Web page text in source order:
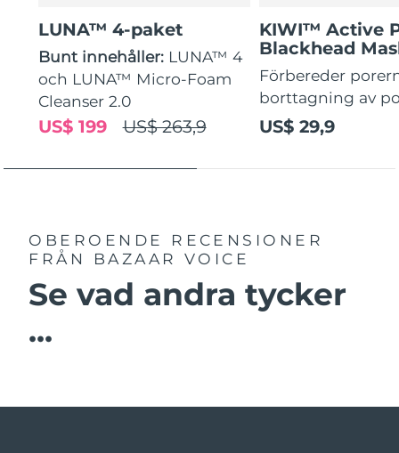
LUNA™ 4-paket
Bunt innehåller: LUNA™ 4
och LUNA™ Micro-Foam
Cleanser 2.0
US$ 263,9
US$ 199
KIWI™ Active
Blackhead
Förbereder
borttagning av
US$ 29,9
OBEROENDE RECENSIONER
FRÅN BAZAAR VOICE
Se vad andra tycker
...